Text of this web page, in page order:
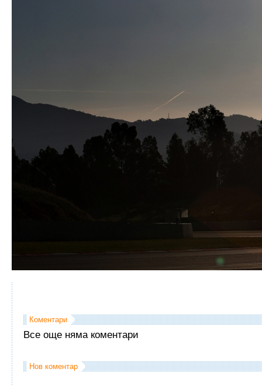
Коментари
Все още няма коментари
Нов коментар